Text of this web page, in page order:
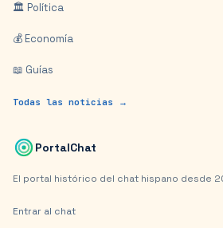
🏛️ Política
💰 Economía
📖 Guías
Todas las noticias →
PortalChat
El portal histórico del chat hispano desde
Entrar al chat